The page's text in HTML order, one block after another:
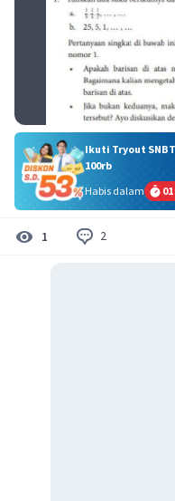
Ikuti Tryout
100rb
Habis dalam
01
1 2